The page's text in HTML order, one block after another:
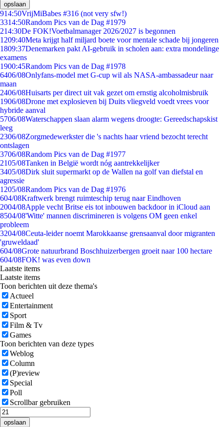
opslaan
914:50VrijMiBabes #316 (not very sfw!)
3314:50Random Pics van de Dag #1979
214:30De FOK!Voetbalmanager 2026/2027 is begonnen
1209:40Meta krijgt half miljard boete voor mentale schade bij jongeren
1809:37Denemarken pakt AI-gebruik in scholen aan: extra mondelinge
examens
1900:45Random Pics van de Dag #1978
6406/08Onlyfans-model met G-cup wil als NASA-ambassadeur naar
maan
2406/08Huisarts per direct uit vak gezet om ernstig alcoholmisbruik
1906/08Drone met explosieven bij Duits vliegveld voedt vrees voor
hybride aanval
5706/08Waterschappen slaan alarm wegens droogte: Gereedschapskist
leeg
2306/08Zorgmedewerkster die 's nachts haar vriend bezocht terecht
ontslagen
3706/08Random Pics van de Dag #1977
2105/08Tanken in België wordt nóg aantrekkelijker
3405/08Dirk sluit supermarkt op de Wallen na golf van diefstal en
agressie
1205/08Random Pics van de Dag #1976
604/08Kraftwerk brengt ruimteschip terug naar Eindhoven
2004/08Apple vecht Britse eis tot inbouwen backdoor in iCloud aan
8504/08'Witte' mannen discrimineren is volgens OM geen enkel
probleem
3204/08Ceuta-leider noemt Marokkaanse grensaanval door migranten
'gruweldaad'
604/08Grote natuurbrand Boschhuizerbergen groeit naar 100 hectare
604/08FOK! was even down
Laatste items
Laatste items
Toon berichten uit deze thema's
Actueel
Entertainment
Sport
Film & Tv
Games
Toon berichten van deze types
Weblog
Column
(P)review
Special
Poll
Scrollbar gebruiken
opslaan